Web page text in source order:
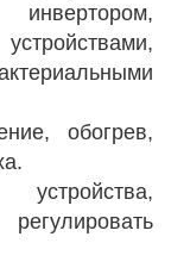
обогрев,